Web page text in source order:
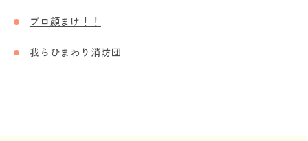
プロ顔まけ！！
我らひまわり消防団